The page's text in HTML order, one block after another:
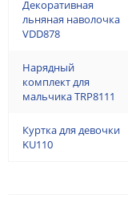
Декоративная
льняная наволочка
VDD878
Нарядный
комплект для
мальчика TRP8111
Куртка для девочки
KU110